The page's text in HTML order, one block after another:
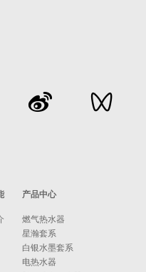
产品中心
燃气热水器
星瀚套系
白银水墨套系
电热水器